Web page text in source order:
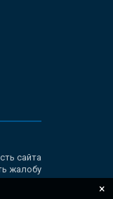
сайта
жалобу
×